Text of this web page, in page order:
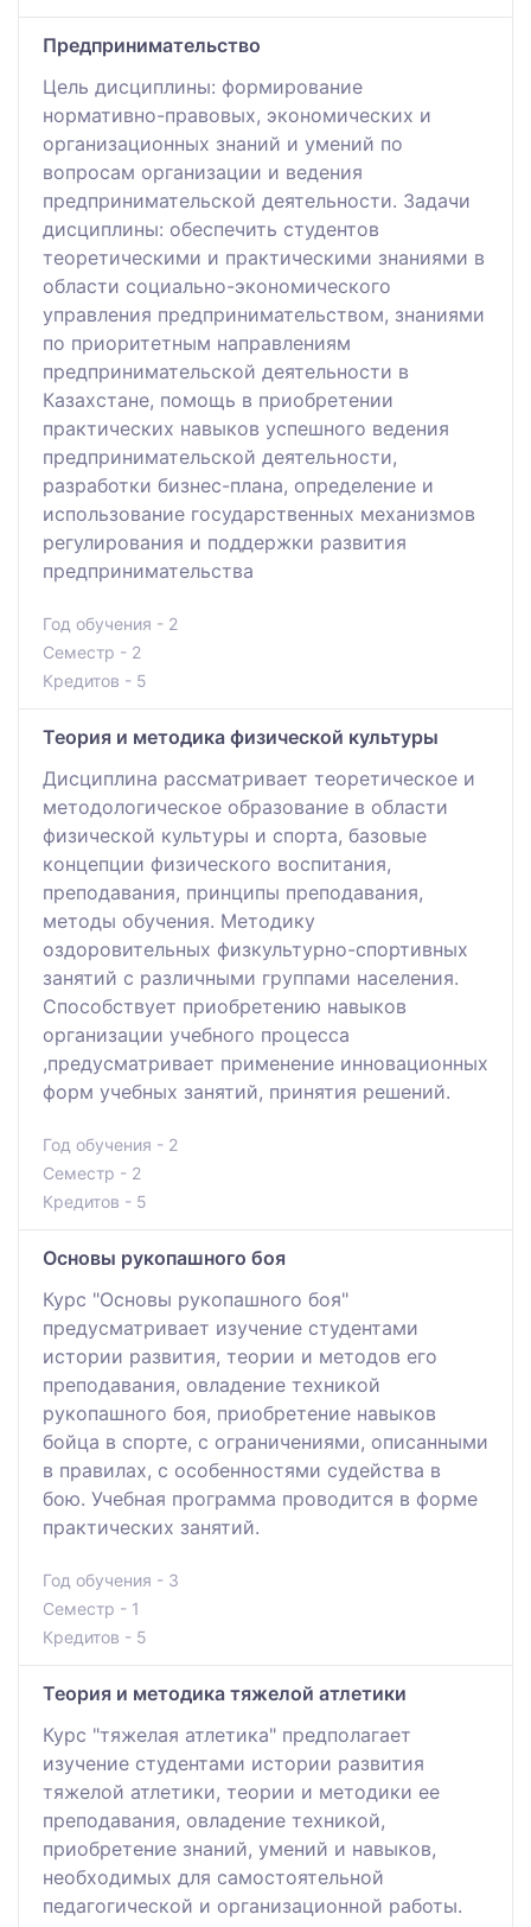
Предпринимательство
Цель дисциплины: формирование
нормативно-правовых, экономических и
организационных знаний и умений по
вопросам организации и ведения
предпринимательской деятельности. Задачи
дисциплины: обеспечить студентов
теоретическими и практическими знаниями в
области социально-экономического
управления предпринимательством, знаниями
по приоритетным направлениям
предпринимательской деятельности в
Казахстане, помощь в приобретении
практических навыков успешного ведения
предпринимательской деятельности,
разработки бизнес-плана, определение и
использование государственных механизмов
регулирования и поддержки развития
предпринимательства
Год обучения - 2
Семестр - 2
Кредитов - 5
Теория и методика физической культуры
Дисциплина рассматривает теоретическое и
методологическое образование в области
физической культуры и спорта, базовые
концепции физического воспитания,
преподавания, принципы преподавания,
методы обучения. Методику
оздоровительных физкультурно-спортивных
занятий с различными группами населения.
Способствует приобретению навыков
организации учебного процесса
,предусматривает применение инновационных
форм учебных занятий, принятия решений.
Год обучения - 2
Семестр - 2
Кредитов - 5
Основы рукопашного боя
Курс "Основы рукопашного боя"
предусматривает изучение студентами
истории развития, теории и методов его
преподавания, овладение техникой
рукопашного боя, приобретение навыков
бойца в спорте, с ограничениями, описанными
в правилах, с особенностями судейства в
бою. Учебная программа проводится в форме
практических занятий.
Год обучения - 3
Семестр - 1
Кредитов - 5
Теория и методика тяжелой атлетики
Курс "тяжелая атлетика" предполагает
изучение студентами истории развития
тяжелой атлетики, теории и методики ее
преподавания, овладение техникой,
приобретение знаний, умений и навыков,
необходимых для самостоятельной
педагогической и организационной работы.